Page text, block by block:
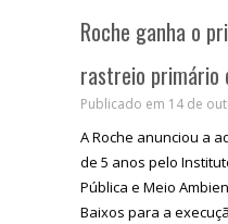
Roche ganha o
rastreio primário
Publicado em 14 de
A Roche anunciou a
de 5 anos pelo
Pública e Meio
Baixos para a